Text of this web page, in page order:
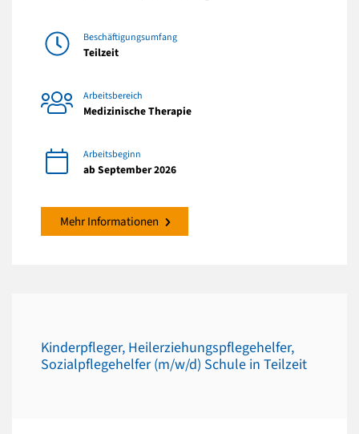
Beschäftigungsumfang
Teilzeit
Arbeitsbereich
Medizinische Therapie
Arbeitsbeginn
ab September 2026
Mehr Informationen
Kinderpfleger, Heilerziehungspflegehelfer,
Sozialpflegehelfer (m/w/d) Schule in Teilzeit